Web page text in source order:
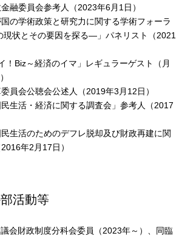
融委員会参考人（2023年6月1日）
の学術政策と研究力に関する学術フォーラ
状とその要因を探る―」パネリスト（2021
！Biz～経済のイマ」レギュラーゲスト（月
員会公聴会公述人（2019年3月12日）
民生活・経済に関する調査会」参考人（2017
民生活のためのデフレ脱却及び財政再建に関
年2月17日）
活動等
会財政制度分科会委員（2023年～）、同臨